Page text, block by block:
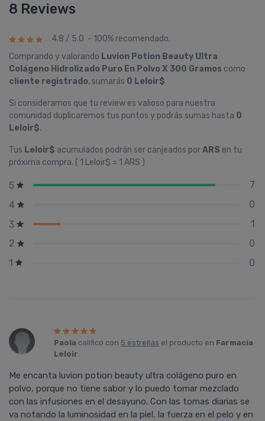
8 Reviews
4.8 / 5.0 - 100% recomendado.
Comprando y valorando Luvion Potion Beauty Ultra
Colágeno Hidrolizado Puro En Polvo X 300 Gramos como
cliente registrado, sumarás 0 Leloir$
Si consideramos que tu review es valioso para nuestra
comunidad duplicaremos tus puntos y podrás sumas hasta 0
Leloir$.
Tus Leloir$ acumulados podrán ser canjeados porARS en tu
próxima compra. ( 1 Leloir$ = 1 ARS )
5
7
4
0
3
1
2
0
1
0
Paola calificó con 5 estrellas el producto en Farmacia
Leloir.
Me encanta luvion potion beauty ultra colágeno puro en
polvo, porque no tiene sabor y lo puedo tomar mezclado
con las infusiones en el desayuno. Con las tomas diarias se
va notando la luminosidad en la piel, la fuerza en el pelo y en